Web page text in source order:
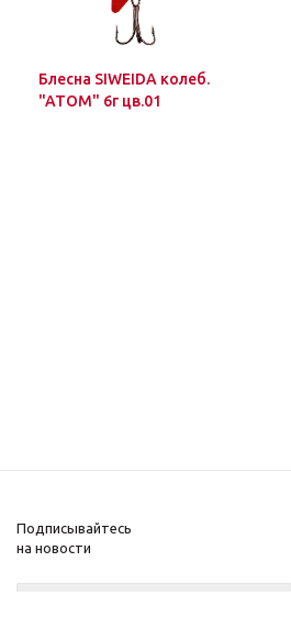
Блесна SIWEIDA колеб.
"ATOM" 6г цв.01
Подписывайтесь
на новости